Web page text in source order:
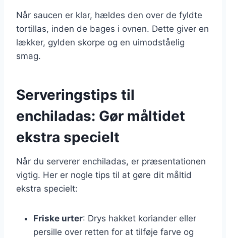
Når saucen er klar, hældes den over de fyldte
tortillas, inden de bages i ovnen. Dette giver en
lækker, gylden skorpe og en uimodståelig
smag.
Serveringstips til
enchiladas: Gør måltidet
ekstra specielt
Når du serverer enchiladas, er præsentationen
vigtig. Her er nogle tips til at gøre dit måltid
ekstra specielt:
Friske urter: Drys hakket koriander eller
persille over retten for at tilføje farve og